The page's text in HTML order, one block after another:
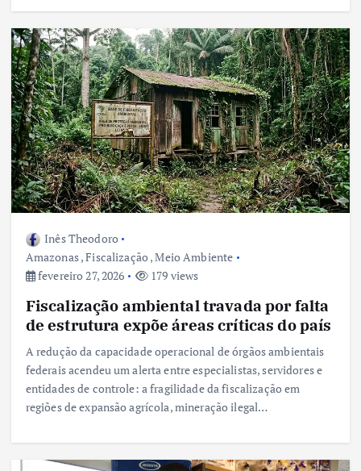
Inês Theodoro
Amazonas,Fiscalização ,Meio Ambiente
fevereiro 27, 2026
179 views
Fiscalização ambiental travada por falta
de estrutura expõe áreas críticas do país
A redução da capacidade operacional de órgãos ambientais
federais acendeu um alerta entre especialistas, servidores e
entidades de controle: a fragilidade da fiscalização em
regiões de expansão agrícola, mineração ilegal…